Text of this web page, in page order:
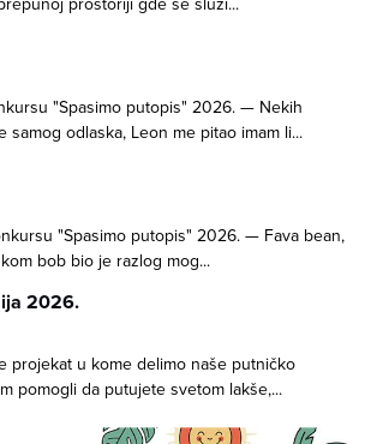
"Spasimo putopis" 2026. — Nekih
samog odlaska, Leon me pitao imam li...
"Spasimo putopis" 2026. — Fava bean,
bob bio je razlog mog...
2026.
projekat u kome delimo naše putničko
pomogli da putujete svetom lakše,...